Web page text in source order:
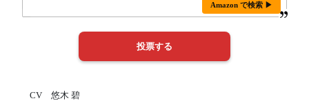
Amazon で検索 ▶
CV 悠木 碧